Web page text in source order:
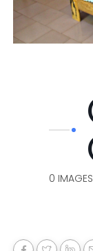
0 IMAGES